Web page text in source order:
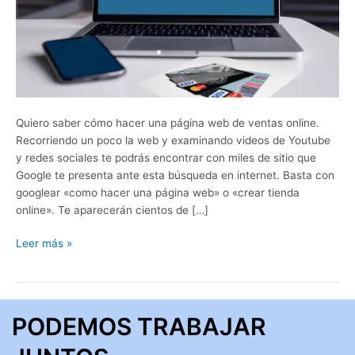
Quiero saber cómo hacer una página web de ventas online.
Recorriendo un poco la web y examinando videos de Youtube
y redes sociales te podrás encontrar con miles de sitio que
Google te presenta ante esta búsqueda en internet. Basta con
googlear «como hacer una página web» o «crear tienda
online». Te aparecerán cientos de […]
Online?
Leer más »
PODEMOS TRABAJAR